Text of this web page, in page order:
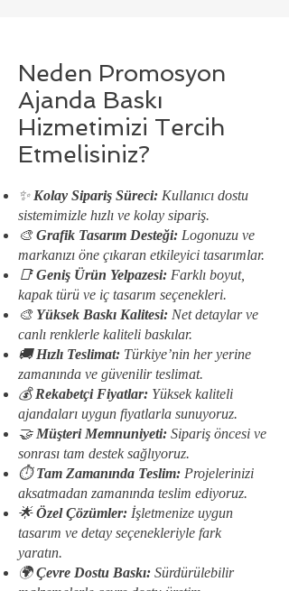
Neden Promosyon
Ajanda Baskı
Hizmetimizi Tercih
Etmelisiniz?
✨ Kolay Sipariş Süreci: Kullanıcı dostu
sistemimizle hızlı ve kolay sipariş.
🎨Grafik Tasarım Desteği: Logonuzu ve
markanızı öne çıkaran etkileyici tasarımlar.
📑Geniş Ürün Yelpazesi: Farklı boyut,
kapak türü ve iç tasarım seçenekleri.
🎨 Yüksek Baskı Kalitesi: Net detaylar ve
canlı renklerle kaliteli baskılar.
🚚Hızlı Teslimat: Türkiye’nin her yerine
zamanında ve güvenilir teslimat.
💰Rekabetçi Fiyatlar: Yüksek kaliteli
ajandaları uygun fiyatlarla sunuyoruz.
🤝 Müşteri Memnuniyeti: Sipariş öncesi ve
sonrası tam destek sağlıyoruz.
⏱️Tam Zamanında Teslim: Projelerinizi
aksatmadan zamanında teslim ediyoruz.
🌟Özel Çözümler: İşletmenize uygun
tasarım ve detay seçenekleriyle fark
yaratın.
🌍Çevre Dostu Baskı: Sürdürülebilir